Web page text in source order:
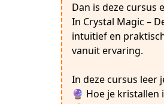
Dan is deze cursus
In Crystal Magic –
intuïtief en
vanuit ervaring.
In deze cursus leer
🔮 Hoe je